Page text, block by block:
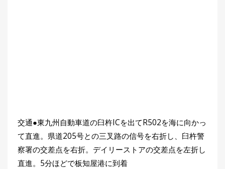
交通●東九州自動車道の臼杵ICを出てR502を海に向かっ
て直進。県道205号との三叉路の信号を右折し、臼杵警
察署の交差点を右折。デイリーストアの交差点を左折し
直進。5分ほどで板知屋港に到着